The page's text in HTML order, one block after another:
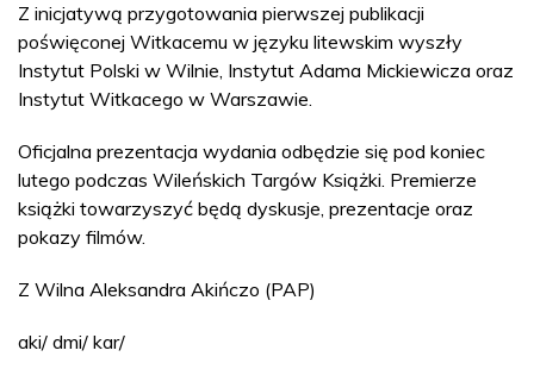
Z inicjatywą przygotowania pierwszej publikacji
poświęconej Witkacemu w języku litewskim wyszły
Instytut Polski w Wilnie, Instytut Adama Mickiewicza oraz
Instytut Witkacego w Warszawie.
Oficjalna prezentacja wydania odbędzie się pod koniec
lutego podczas Wileńskich Targów Książki. Premierze
książki towarzyszyć będą dyskusje, prezentacje oraz
pokazy filmów.
Z Wilna Aleksandra Akińczo (PAP)
aki/ dmi/ kar/